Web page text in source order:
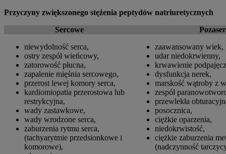
Przyczyny zwiększonego stężenia peptydów natriuretycznych
Sercowe
niewydolność serca,
ostry zespół wieńcowy,
zatorowość płucna,
zapalenie mięśnia sercowego,
przerost lewej komory serca,
kardiomiopatia przerostowa lub
restrykcyjna,
wady zastawkowe,
wady wrodzone serca,
zaburzenia rytmu serca,
(tachyarytmie przedsionkowe i
komorowe),
zaawansowany wiek,
udar niedokrwienny,
krwawienie
dysfunkcja nerek,
marskość wątroby z
zespół
przewlekła
posocznica,
ciężkie oparzenia,
niedokrwistość,
ciężkie zaburzenia
(nadczynność